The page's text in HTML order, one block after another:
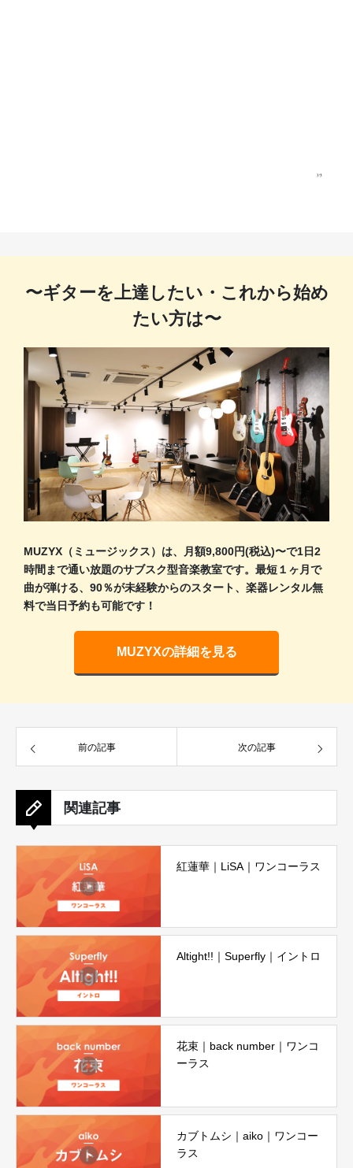
〜ギターを上達したい・これから始め
たい方は〜
MUZYX（ミュージックス）は、月額9,800円(税込)〜で1日2
時間まで通い放題のサブスク型音楽教室です。最短１ヶ月で
曲が弾ける、90％が未経験からのスタート、楽器レンタル無
料で当日予約も可能です！
MUZYXの詳細を見る
前の記事 次の記事
関連記事
紅蓮華｜LiSA｜ワンコーラス
Altight!!｜Superfly｜イントロ
花束｜back number｜ワンコ
ーラス
カブトムシ｜aiko｜ワンコー
ラス